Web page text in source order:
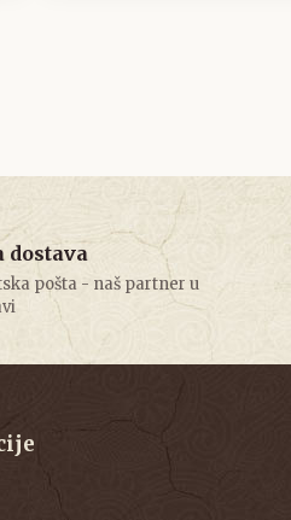
dostava
pošta - naš partner u